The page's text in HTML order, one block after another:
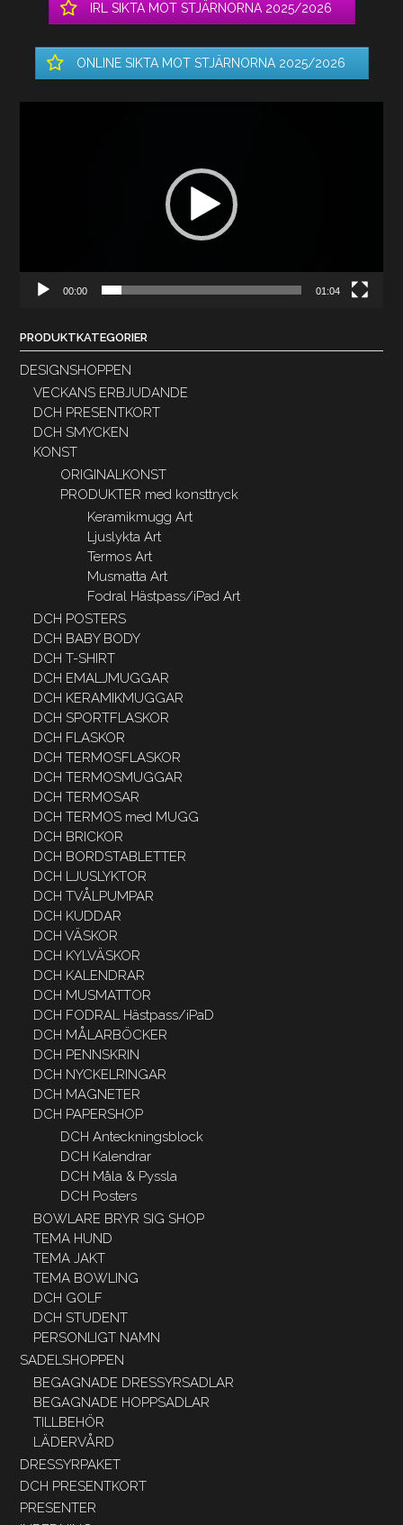
IRL SIKTA MOT STJÄRNORNA 2025/2026
ONLINE SIKTA MOT STJÄRNORNA 2025/2026
00:00 01:04
PRODUKTKATEGORIER
DESIGNSHOPPEN
VECKANS ERBJUDANDE
DCH PRESENTKORT
DCH SMYCKEN
KONST
ORIGINALKONST
PRODUKTER med konsttryck
Keramikmugg Art
Ljuslykta Art
Termos Art
Musmatta Art
Fodral Hästpass/iPad Art
DCH POSTERS
DCH BABY BODY
DCH T-SHIRT
DCH EMALJMUGGAR
DCH KERAMIKMUGGAR
DCH SPORTFLASKOR
DCH FLASKOR
DCH TERMOSFLASKOR
DCH TERMOSMUGGAR
DCH TERMOSAR
DCH TERMOS med MUGG
DCH BRICKOR
DCH BORDSTABLETTER
DCH LJUSLYKTOR
DCH TVÅLPUMPAR
DCH KUDDAR
DCH VÄSKOR
DCH KYLVÄSKOR
DCH KALENDRAR
DCH MUSMATTOR
DCH FODRAL Hästpass/iPaD
DCH MÅLARBÖCKER
DCH PENNSKRIN
DCH NYCKELRINGAR
DCH MAGNETER
DCH PAPERSHOP
DCH Anteckningsblock
DCH Kalendrar
DCH Måla & Pyssla
DCH Posters
BOWLARE BRYR SIG SHOP
TEMA HUND
TEMA JAKT
TEMA BOWLING
DCH GOLF
DCH STUDENT
PERSONLIGT NAMN
SADELSHOPPEN
BEGAGNADE DRESSYRSADLAR
BEGAGNADE HOPPSADLAR
TILLBEHÖR
LÄDERVÅRD
DRESSYRPAKET
DCH PRESENTKORT
PRESENTER